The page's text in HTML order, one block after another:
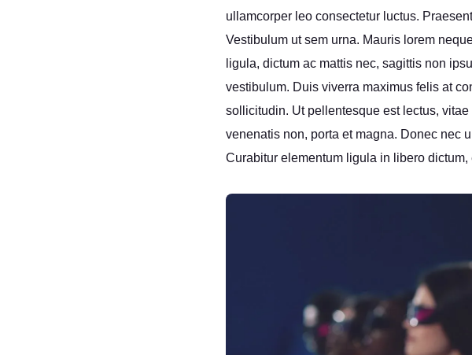
ullamcorper leo consectetur luctus.
Vestibulum ut sem urna. Mauris lorem
ligula, dictum ac mattis nec, sagittis non
vestibulum. Duis viverra maximus felis at
sollicitudin. Ut pellentesque est lectus,
venenatis non, porta et magna. Donec nec
Curabitur elementum ligula in libero